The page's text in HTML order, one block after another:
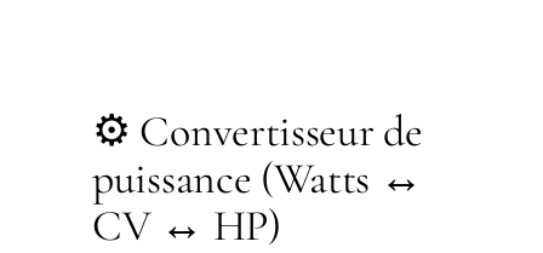
⚙️ Convertisseur de
puissance (Watts ↔
CV ↔ HP)